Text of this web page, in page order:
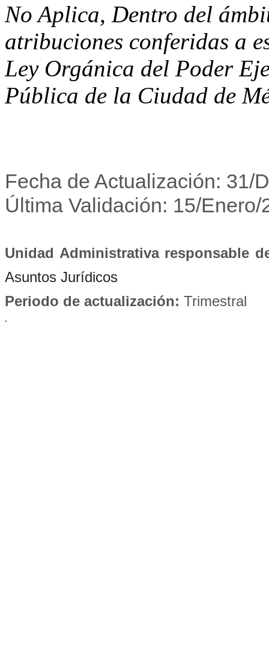
No Aplica, Dentro del
atribuciones conferidas a
Ley Orgánica del Poder
Pública de la Ciudad de
Fecha de Actualización: 31/
Última Validación: 15/Enero/
Unidad Administrativa responsable
Asuntos Jurídicos
Periodo de actualización: Trimestral
.